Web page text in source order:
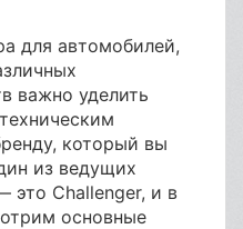
для автомобилей,
важно уделить
который вы
из ведущих
это Challenger, и в
основные